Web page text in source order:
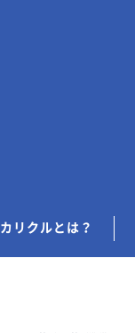
カリクルとは？